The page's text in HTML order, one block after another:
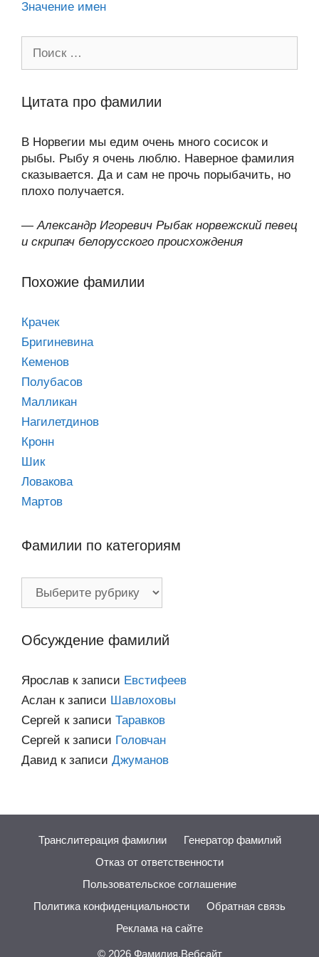
Значение имен
Цитата про фамилии
В Норвегии мы едим очень много сосисок и
рыбы. Рыбу я очень люблю. Наверное фамилия
сказывается. Да и сам не прочь порыбачить, но
плохо получается.
—Александр Игоревич Рыбак норвежский певец
и скрипач белорусского происхождения
Похожие фамилии
Крачек
Бригиневина
Кеменов
Полубасов
Малликан
Нагилетдинов
Кронн
Шик
Ловакова
Мартов
Фамилии по категориям
Фамилии
Обсуждение фамилий
Ярослав к записи Евстифеев
Аслан к записи Шавлоховы
Сергей к записи Таравков
Сергей к записи Головчан
Давид к записи Джуманов
Транслитерация фамилии
Генератор фамилий
Отказ от ответственности
Пользовательское соглашение
Политика конфиденциальности
Обратная связь
Реклама на сайте
© 2026 Фамилия.Вебсайт